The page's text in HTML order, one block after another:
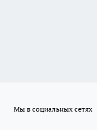
Мы в социальных сетях